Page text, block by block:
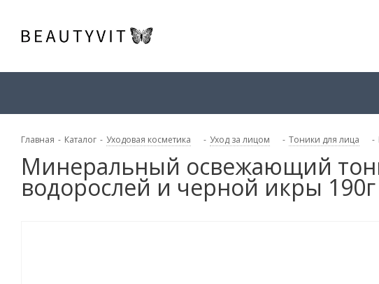
Главная - Каталог - Уходовая косметика - Уход за лицом - Тоники для лица -
Минеральный освежающий
водорослей и черной икры 190г